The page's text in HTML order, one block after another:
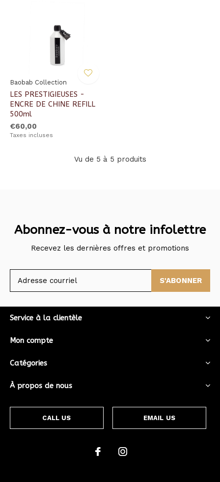
Baobab Collection
LES PRESTIGIEUSES -
ENCRE DE CHINE REFILL
500ml
€60,00
Taxes incluses
Vu de 5 à 5 produits
Abonnez-vous à notre infolettre
Recevez les dernières offres et promotions
S'ABONNER
Service à la clientèle
Mon compte
Catégories
À propos de nous
CALL US EMAIL US